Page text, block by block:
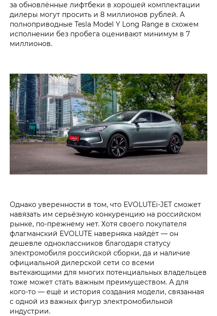
за обновлённые лифтбеки в хорошей комплектации
дилеры могут просить и 8 миллионов рублей. А
полноприводные Tesla Model Y Long Range в схожем
исполнении без пробега оценивают минимум в 7
миллионов.
Однако уверенности в том, что EVOLUTEi‑JET сможет
навязать им серьёзную конкуренцию на российском
рынке, по-прежнему нет. Хотя своего покупателя
флагманский EVOLUTE наверняка найдёт — он
дешевле одноклассников благодаря статусу
электромобиля российской сборки, да и наличие
официальной дилерской сети со всеми
вытекающими для многих потенциальных владельцев
тоже может стать важным преимуществом. А для
кого-то — ещё и история создания модели, связанная
с одной из важных фигур электромобильной
индустрии.